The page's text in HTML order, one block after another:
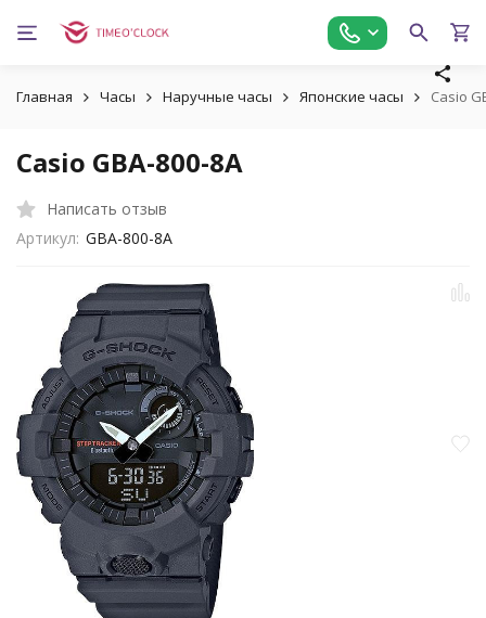
Главная Часы Наручные часы Японские часы Casio
Casio GBA-800-8A
Написать отзыв
Артикул: GBA-800-8A